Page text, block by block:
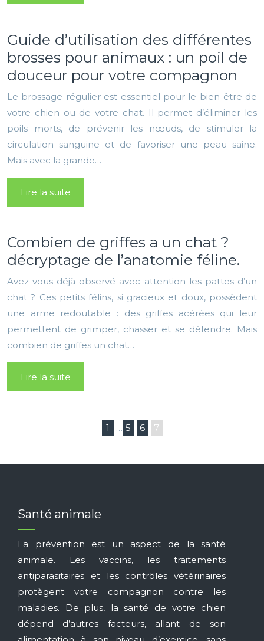
Guide d’utilisation des différentes
brosses pour animaux : un poil de
douceur pour votre compagnon
Le brossage régulier est essentiel pour le bien-être de
votre chien ou de votre chat. Il permet d’éliminer les
poils morts, de prévenir les nœuds, de stimuler la
circulation sanguine et de favoriser une peau saine.
Mais avec la grande…
Lire la suite
Combien de griffes a un chat ?
décryptage de l’anatomie féline.
Avez-vous déjà observé avec attention les pattes d’un
chat ? Ces petits félins, si gracieux et doux, possèdent
une arme redoutable : des griffes acérées qui leur
permettent de grimper, chasser et se défendre. Mais
combien de griffes un chat…
Lire la suite
1 … 5 6 7
Santé animale
La prévention est un aspect de la santé
animale. Les vaccins, les traitements
antiparasitaires et les contrôles vétérinaires
protègent votre compagnon contre les
maladies. De plus, la santé de votre chien
dépend d’autres facteurs, allant de son